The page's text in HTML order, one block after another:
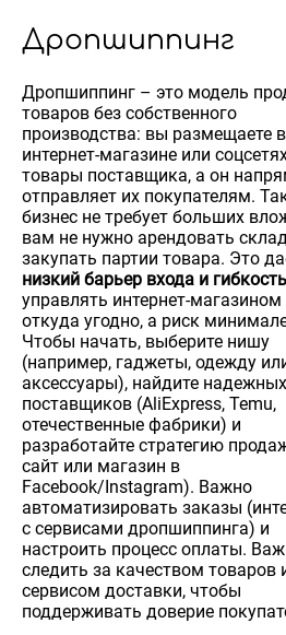
Дропшиппинг
Дропшиппинг – это модель
товаров без собственного
производства: вы размещаете в
интернет-магазине или
товары поставщика, а он
отправляет их покупателям.
бизнес не требует больших
вам не нужно арендовать
закупать партии товара. Это
низкий барьер входа и гибкость
управлять интернет-
откуда угодно, а риск
Чтобы начать, выберите нишу
(например, гаджеты, одежду
аксессуары), найдите надежных
поставщиков (AliExpress, Temu,
отечественные фабрики) и
разработайте стратегию
сайт или магазин в
Facebook/Instagram). Важно
автоматизировать заказы
с сервисами дропшиппинга) и
настроить процесс оплаты.
следить за качеством товаров
сервисом доставки, чтобы
поддерживать доверие